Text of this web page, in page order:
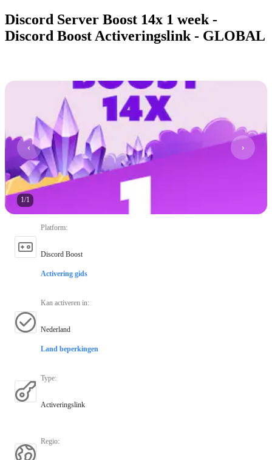
Discord Server Boost 14x 1 week -
Discord Boost Activeringslink - GLOBAL
1/1
Platform:
Discord Boost
Activering gids
Kan activeren in:
Nederland
Land beperkingen
Type:
Activeringslink
Regio: